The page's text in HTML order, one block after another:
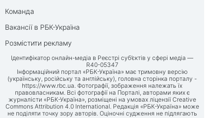
Команда
Вакансії в РБК-Україна
Розмістити рекламу
Ідентифікатор онлайн-медіа в Реєстрі суб’єктів у сфері медіа —
R40-05347
Інформаційний портал «РБК-Україна» має тримовну версію
(українську, російську та англійську), головна сторінка порталу -
https://www.rbc.ua . Фотографії, зображення належать їх
правовласникам. Всі фотографії на Порталі, авторами яких є
журналісти «РБК-Україна», розміщені на умовах ліцензії Creative
Commons Attribution 4.0 International. Редакція «РБК-Україна» може
не поділяти точку зору авторів. Оціночні судження не підлягають